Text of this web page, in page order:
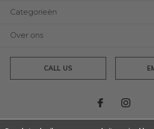
Categorieën
Over ons
CALL US